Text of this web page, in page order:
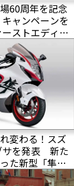
60周年を記念
ャンペーンを
ストエディシ
ポート
変わる！スズ
サを発表 新た
た新型「隼」